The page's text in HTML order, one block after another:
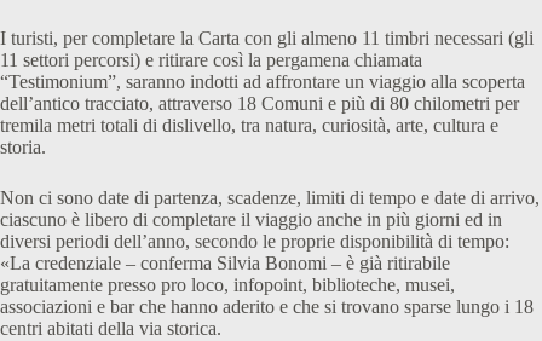
I turisti, per completare la Carta con gli almeno 11 timbri necessari (gli
11 settori percorsi) e ritirare così la pergamena chiamata
“Testimonium”, saranno indotti ad affrontare un viaggio alla scoperta
dell’antico tracciato, attraverso 18 Comuni e più di 80 chilometri per
tremila metri totali di dislivello, tra natura, curiosità, arte, cultura e
storia.
Non ci sono date di partenza, scadenze, limiti di tempo e date di arrivo,
ciascuno è libero di completare il viaggio anche in più giorni ed in
diversi periodi dell’anno, secondo le proprie disponibilità di tempo:
«La credenziale – conferma Silvia Bonomi – è già ritirabile
gratuitamente presso pro loco, infopoint, biblioteche, musei,
associazioni e bar che hanno aderito e che si trovano sparse lungo i 18
centri abitati della via storica.